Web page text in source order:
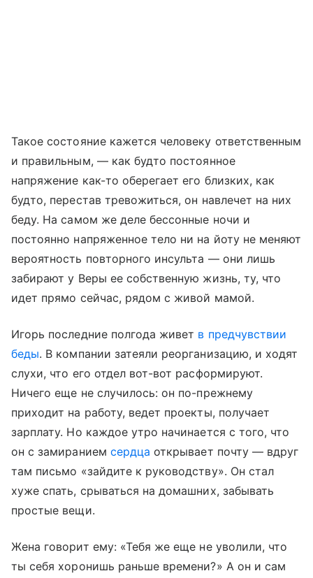
Такое состояние кажется человеку ответственным
и правильным, — как будто постоянное
напряжение как-то оберегает его близких, как
будто, перестав тревожиться, он навлечет на них
беду. На самом же деле бессонные ночи и
постоянно напряженное тело ни на йоту не меняют
вероятность повторного инсульта — они лишь
забирают у Веры ее собственную жизнь, ту, что
идет прямо сейчас, рядом с живой мамой.
Игорь последние полгода живет в предчувствии
беды. В компании затеяли реорганизацию, и ходят
слухи, что его отдел вот-вот расформируют.
Ничего еще не случилось: он по-прежнему
приходит на работу, ведет проекты, получает
зарплату. Но каждое утро начинается с того, что
он с замиранием сердца открывает почту — вдруг
там письмо «зайдите к руководству». Он стал
хуже спать, срываться на домашних, забывать
простые вещи.
Жена говорит ему: «Тебя же еще не уволили, что
ты себя хоронишь раньше времени?» А он и сам